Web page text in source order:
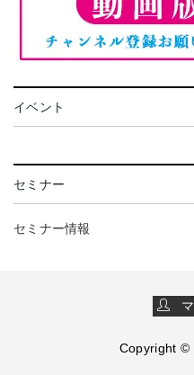
イベント
セミナー
セミナー情報
マ
Copyright ©